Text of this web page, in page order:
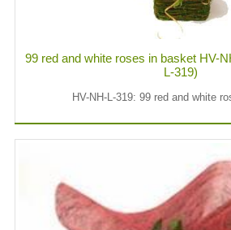
99 red and white roses in basket HV-
L-319)
HV-NH-L-319: 99 red and white